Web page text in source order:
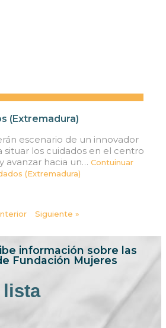
(Extremadura)
escenario de un innovador
los cuidados en el centro
avanzar hacia un… Contuinuar
(Extremadura)
Siguiente »
información sobre las
Fundación Mujeres
lista